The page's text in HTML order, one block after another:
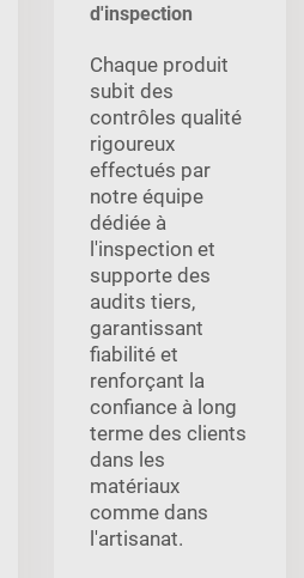
d'inspection
Chaque produit
subit des
contrôles qualité
rigoureux
effectués par
notre équipe
dédiée à
l'inspection et
supporte des
audits tiers,
garantissant
fiabilité et
renforçant la
confiance à long
terme des clients
dans les
matériaux
comme dans
l'artisanat.